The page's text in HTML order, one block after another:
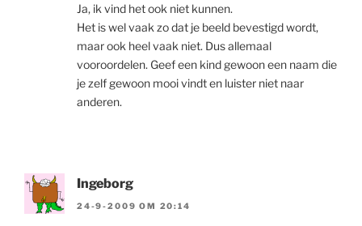
Ja, ik vind het ook niet kunnen.
Het is wel vaak zo dat je beeld bevestigd wordt,
maar ook heel vaak niet. Dus allemaal
vooroordelen. Geef een kind gewoon een naam die
je zelf gewoon mooi vindt en luister niet naar
anderen.
Ingeborg
24-9-2009 OM 20:14